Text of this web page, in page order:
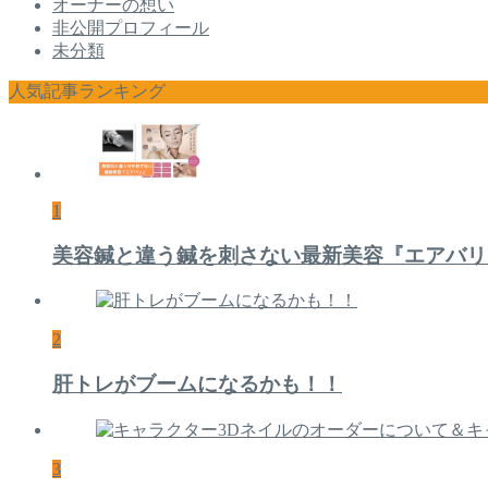
オーナーの想い
非公開プロフィール
未分類
人気記事ランキング
1
美容鍼と違う鍼を刺さない最新美容『エアバ
2
肝トレがブームになるかも！！
3